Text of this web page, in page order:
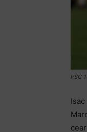
PSC